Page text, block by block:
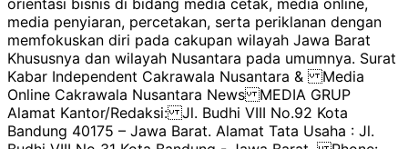
media penyiaran, percetakan, serta periklanan dengan
memfokuskan diri pada cakupan wilayah Jawa Barat
Khususnya dan wilayah Nusantara pada umumnya. Surat
Kabar Independent Cakrawala Nusantara & Media
Online Cakrawala Nusantara News MEDIA GRUP
Alamat Kantor/Redaksi: Jl. Budhi VIII No.92 Kota
Bandung 40175 – Jawa Barat. Alamat Tata Usaha : Jl.